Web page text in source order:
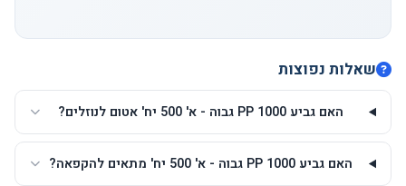
שאלות נפוצות
האם גביע 1000 PP גבוה - א' 500 יח' אטום לנוזלים?
האם גביע 1000 PP גבוה - א' 500 יח' מתאים להקפאה?